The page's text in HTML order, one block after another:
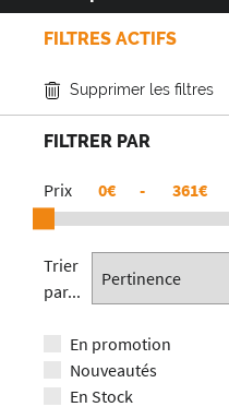
FILTRES ACTIFS
Supprimer les filtres
FILTRER PAR
Prix € - €
Trier
par...
En promotion
Nouveautés
En Stock